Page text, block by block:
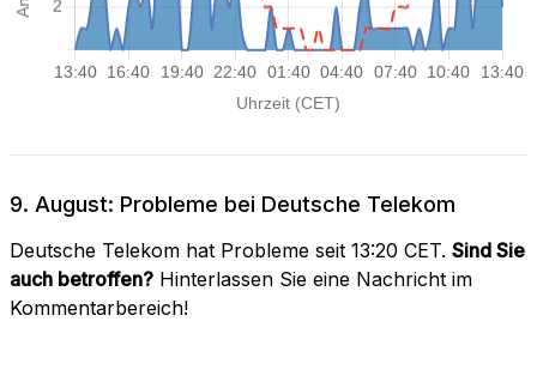
9. August: Probleme bei Deutsche Telekom
Deutsche Telekom hat Probleme seit 13:20 CET. Sind Sie
auch betroffen? Hinterlassen Sie eine Nachricht im
Kommentarbereich!